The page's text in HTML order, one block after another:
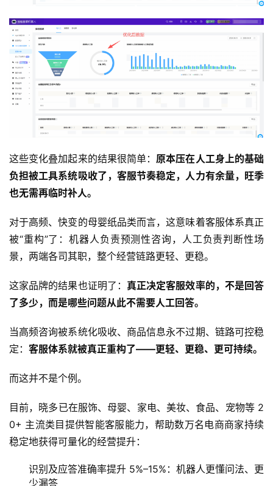
这些变化叠加起来的结果很简单： 原本压在人工身上的基础
负担被工具系统吸收了，客服节奏稳定，人力有余量，旺季
也无需再临时补人。
对于高频、快变的母婴纸品类而言，这意味着客服体系真正
被“重构”了：机器人负责预测性咨询，人工负责判断性场
景，两端各司其职，整个经营链路更轻、更稳。
这家品牌的结果也证明了： 真正决定客服效率的，不是回答
了多少，而是哪些问题从此不需要人工回答。
当高频咨询被系统化吸收、商品信息永不过期、链路可控稳
定： 客服体系就被真正重构了——更轻、更稳、更可持续。
而这并不是个例。
目前，晓多已在服饰、母婴、家电、美妆、食品、宠物等 2
0+ 主流类目提供智能客服能力，帮助数万名电商商家持续
稳定地获得可量化的经营提升：
识别及应答准确率提升 5%–15%：机器人更懂问法、更
少漏答